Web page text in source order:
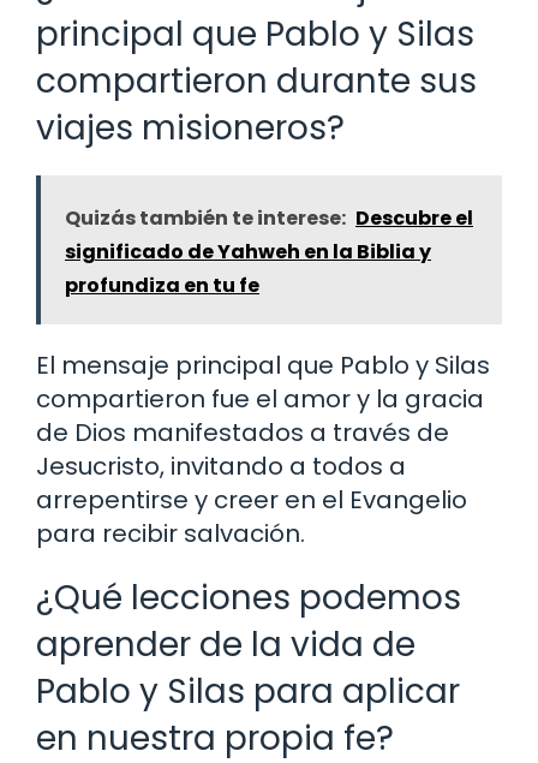
principal que Pablo y Silas
compartieron durante sus
viajes misioneros?
Quizás también te interese: Descubre el
significado de Yahweh en la Biblia y
profundiza en tu fe
El mensaje principal que Pablo y Silas
compartieron fue el amor y la gracia
de Dios manifestados a través de
Jesucristo, invitando a todos a
arrepentirse y creer en el Evangelio
para recibir salvación.
¿Qué lecciones podemos
aprender de la vida de
Pablo y Silas para aplicar
en nuestra propia fe?